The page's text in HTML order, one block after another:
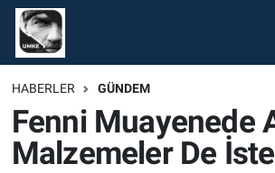
HABERLER GÜNDEM
Fenni Muayenede
Malzemeler De
Gündem
Ekonomi
Spor
Nöbetçi Eczaneler
Hava Durumu
Namaz Vakitleri